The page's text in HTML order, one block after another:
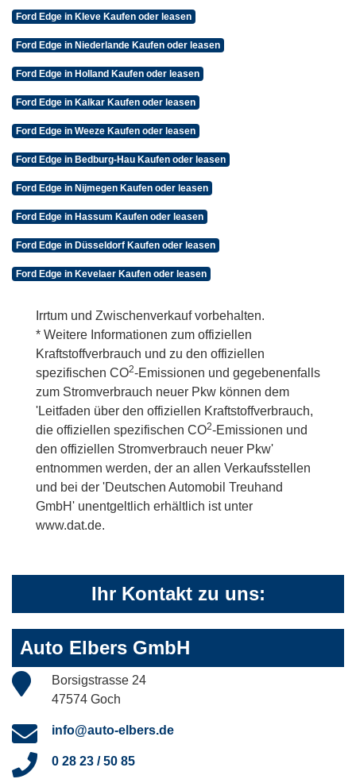
Ford Edge in Kleve Kaufen oder leasen
Ford Edge in Niederlande Kaufen oder leasen
Ford Edge in Holland Kaufen oder leasen
Ford Edge in Kalkar Kaufen oder leasen
Ford Edge in Weeze Kaufen oder leasen
Ford Edge in Bedburg-Hau Kaufen oder leasen
Ford Edge in Nijmegen Kaufen oder leasen
Ford Edge in Hassum Kaufen oder leasen
Ford Edge in Düsseldorf Kaufen oder leasen
Ford Edge in Kevelaer Kaufen oder leasen
Irrtum und Zwischenverkauf vorbehalten.
* Weitere Informationen zum offiziellen
Kraftstoffverbrauch und zu den offiziellen
spezifischen CO2-Emissionen und gegebenenfalls
zum Stromverbrauch neuer Pkw können dem
'Leitfaden über den offiziellen Kraftstoffverbrauch,
die offiziellen spezifischen CO2-Emissionen und
den offiziellen Stromverbrauch neuer Pkw'
entnommen werden, der an allen Verkaufsstellen
und bei der 'Deutschen Automobil Treuhand
GmbH' unentgeltlich erhältlich ist unter
www.dat.de.
Ihr Kontakt zu uns:
Auto Elbers GmbH
Borsigstrasse 24
47574 Goch
info@auto-elbers.de
0 28 23 / 50 85